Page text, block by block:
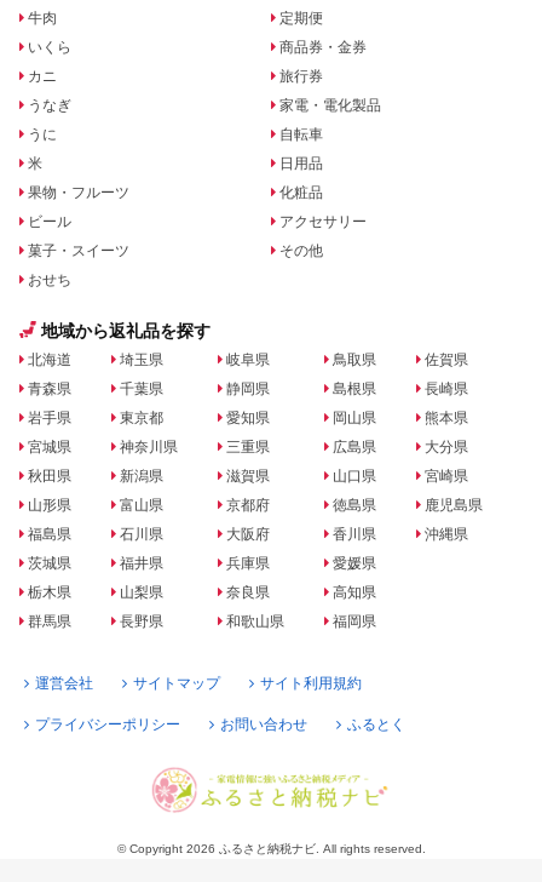
牛肉
いくら
カニ
うなぎ
うに
米
果物・フルーツ
ビール
菓子・スイーツ
おせち
定期便
商品券・金券
旅行券
家電・電化製品
自転車
日用品
化粧品
アクセサリー
その他
地域から返礼品を探す
北海道
青森県
岩手県
宮城県
秋田県
山形県
福島県
茨城県
栃木県
群馬県
埼玉県
千葉県
東京都
神奈川県
新潟県
富山県
石川県
福井県
山梨県
長野県
岐阜県
静岡県
愛知県
三重県
滋賀県
京都府
大阪府
兵庫県
奈良県
和歌山県
鳥取県
島根県
岡山県
広島県
山口県
徳島県
香川県
愛媛県
高知県
福岡県
佐賀県
長崎県
熊本県
大分県
宮崎県
鹿児島県
沖縄県
運営会社 サイトマップ サイト利用規約
プライバシーポリシー お問い合わせ ふるとく
© Copyright 2026 ふるさと納税ナビ. All rights reserved.